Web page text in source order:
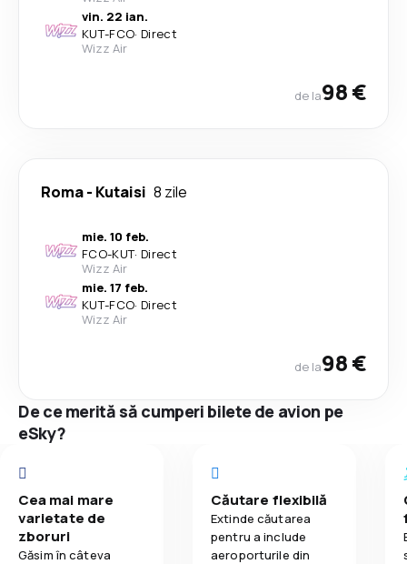
vin. 22 ian.
KUT-FCO· Direct
Wizz Air
de la98 €
Roma- Kutaisi 8 zile
mie. 10 feb.
FCO-KUT· Direct
Wizz Air
mie. 17 feb.
KUT-FCO· Direct
Wizz Air
de la98 €
De ce merită să cumperi bilete de avion pe
eSky?
Cea mai mare
varietate de
zboruri
Găsim în câteva
Căutare flexibilă
Extinde căutarea
pentru a include
aeroporturile din